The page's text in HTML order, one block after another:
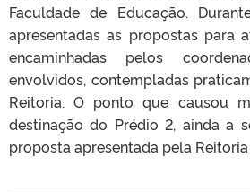
Faculdade de Educação.
apresentadas as propostas para
encaminhadas pelos
envolvidos, contempladas
Reitoria. O ponto que causou
destinação do Prédio 2, ainda a
proposta apresentada pela